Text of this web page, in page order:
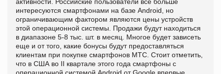
интересуются смартфонами на базе Android, но
ограничивающим фактором являются цены устройств
этой операционной системы. Продажи будут находиться
в диапазоне 5-8 тыс. шт. в месяц. Многое будет зависеть
еще и от того, какие бонусы будут предоставляться
клиентам при покупке смартфонов МТС. Стоит отметить,
что в США во II квартале этого года смартфоны с
операционной системой Android от Google впервые